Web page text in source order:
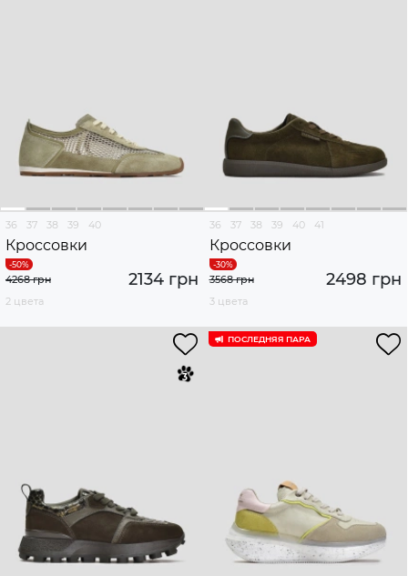
36 37 38 39 40
Кроссовки
2134 грн
4268 грн
2 цвета
36 37 38 39 40 41
Кроссовки
2498 грн
3568 грн
3 цвета
ПОСЛЕДНЯЯ ПАРА